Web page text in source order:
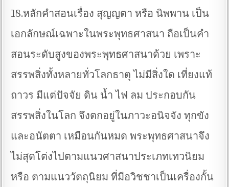
18.หลักคำสอนเรื่อง สุญญตา หรือ นิพพาน เป็น
เอกลักษณ์เฉพาะในพระพุทธศาสนา ถือเป็นคำ
สอนระดับสูงของพระพุทธศาสนาด้วย เพราะ
สรรพสิ่งทั้งหลายทั่วโลกธาตุ ไม่มีสิ่งใด เที่ยงแท้
ถาวร มีแต่ปัจจัย ดิน น้ำ ไฟ ลม ประกอบกัน
สรรพสิ่งในโลก จึงตกอยู่ในภาวะอนิจจัง ทุกขัง
และอนัตตา เหมือนกันหมด พระพุทธศาสนาจึง
ไม่สุดโต่งไปตามแนวศาสนาประเภทเทวนิยม
หรือ ตามแนววัตถุนิยม ที่มีอวิชชาเป็นเครื่องกั้น